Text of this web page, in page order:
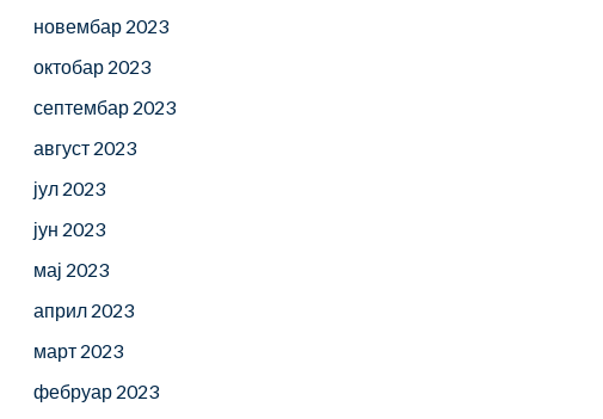
новембар 2023
октобар 2023
септембар 2023
август 2023
јул 2023
јун 2023
мај 2023
април 2023
март 2023
фебруар 2023